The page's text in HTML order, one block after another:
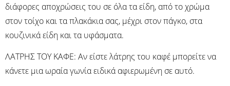
διάφορες αποχρώσεις του σε όλα τα είδη, από το χρώμα
στον τοίχο και τα πλακάκια σας, μέχρι στον πάγκο, στα
κουζινικά είδη και τα υφάσματα.
ΛΑΤΡΗΣ ΤΟΥ ΚΑΦΕ: Αν είστε λάτρης του καφέ μπορείτε να
κάνετε μια ωραία γωνία ειδικά αφιερωμένη σε αυτό.